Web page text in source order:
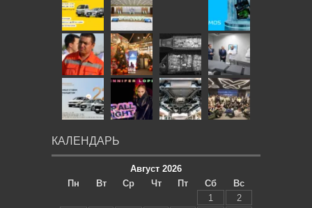
КАЛЕНДАРЬ
Август 2026
Пн
Вт Ср Чт Пт Сб
Вс
1
2